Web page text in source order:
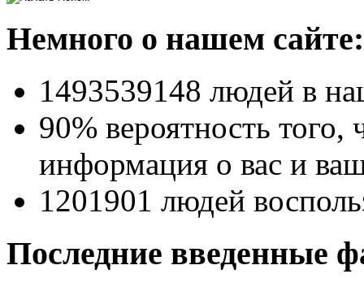
Немного о нашем сайте:
1493539148 людей в
90% вероятность того,
информация о вас и
1201901 людей
Последние введенные